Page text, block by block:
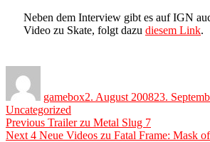
Neben dem Interview gibt es auf IGN
Video zu Skate, folgt dazu diesem Link.
gamebox2. August 200823.
Uncategorized
Beitragsnavigation
Previous Previous
post:
Trailer zu Metal Slug 7
Next Next
4 Neue Videos zu Fatal Frame: Mask